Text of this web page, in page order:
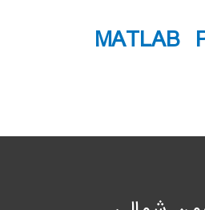
MATLAB